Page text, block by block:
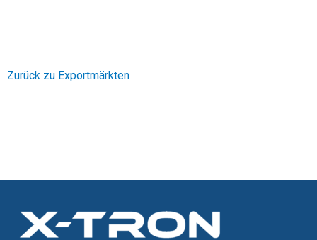
Zurück zu Exportmärkten